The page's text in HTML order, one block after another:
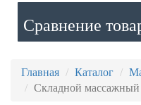
Сравнение
Главная Каталог
Складной